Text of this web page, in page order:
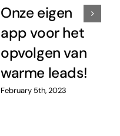
Onze eigen
app voor het
opvolgen van
warme leads!
February 5th, 2023